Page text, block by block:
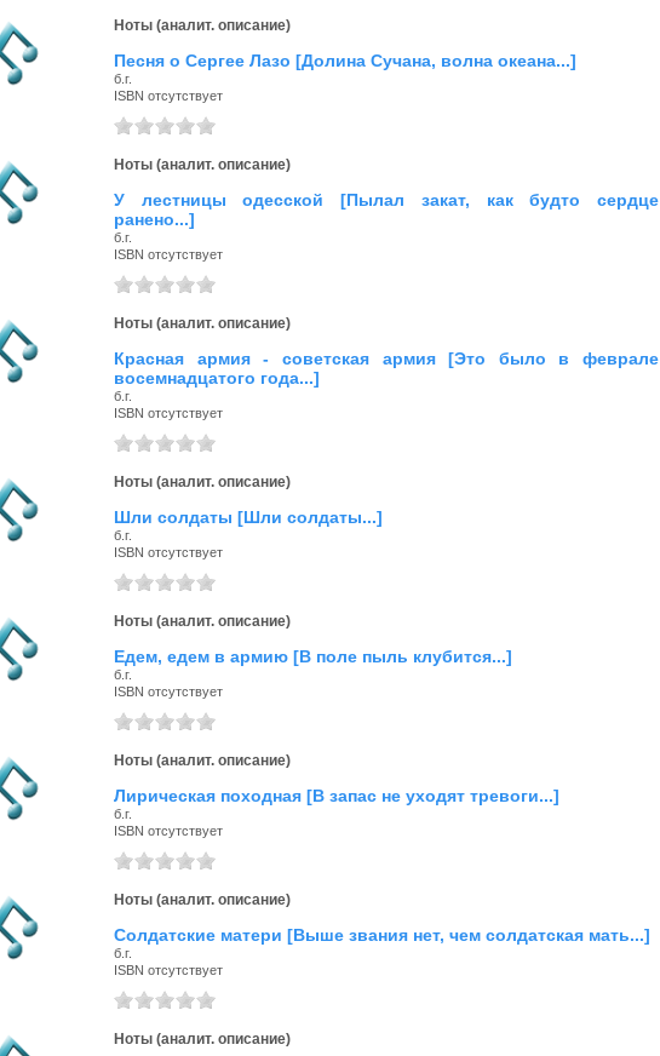
Ноты (аналит. описание)
Песня о Сергее Лазо [Долина Сучана, волна океана...]
б.г.
ISBN отсутствует
Ноты (аналит. описание)
У лестницы одесской [Пылал закат, как будто сердце
ранено...]
б.г.
ISBN отсутствует
Ноты (аналит. описание)
Красная армия - советская армия [Это было в феврале
восемнадцатого года...]
б.г.
ISBN отсутствует
Ноты (аналит. описание)
Шли солдаты [Шли солдаты...]
б.г.
ISBN отсутствует
Ноты (аналит. описание)
Едем, едем в армию [В поле пыль клубится...]
б.г.
ISBN отсутствует
Ноты (аналит. описание)
Лирическая походная [В запас не уходят тревоги...]
б.г.
ISBN отсутствует
Ноты (аналит. описание)
Солдатские матери [Выше звания нет, чем солдатская мать...]
б.г.
ISBN отсутствует
Ноты (аналит. описание)